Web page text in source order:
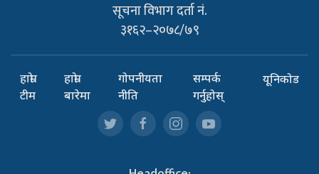
सूचना विभाग दर्ता नं.
३१६२–२०७८/७९
हाम्रो
टीम
हाम्रो
बारेमा
गोपनीयता
नीति
सम्पर्क
गर्नुहोस्
यूनिकोड